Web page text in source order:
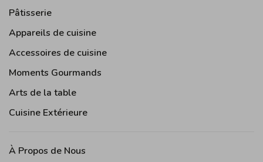
Pâtisserie
Appareils de cuisine
Accessoires de cuisine
Moments Gourmands
Arts de la table
Cuisine Extérieure
À Propos de Nous